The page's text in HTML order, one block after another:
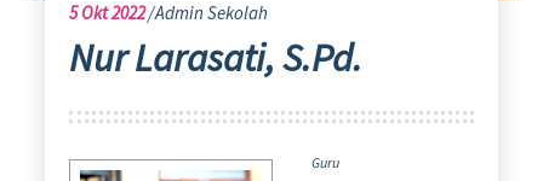
5Okt 2022 Admin Sekolah
Nur Larasati, S.Pd.
Guru